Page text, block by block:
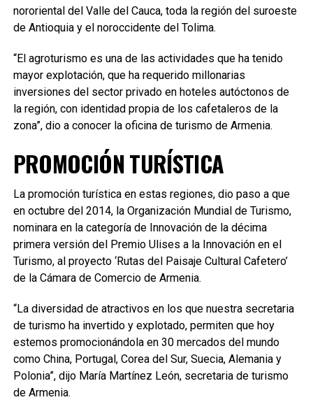
nororiental del Valle del Cauca, toda la región del suroeste
de Antioquia y el noroccidente del Tolima.
“El agroturismo es una de las actividades que ha tenido
mayor explotación, que ha requerido millonarias
inversiones del sector privado en hoteles autóctonos de
la región, con identidad propia de los cafetaleros de la
zona”, dio a conocer la oficina de turismo de Armenia.
PROMOCIÓN TURÍSTICA
La promoción turística en estas regiones, dio paso a que
en octubre del 2014, la Organización Mundial de Turismo,
nominara en la categoría de Innovación de la décima
primera versión del Premio Ulises a la Innovación en el
Turismo, al proyecto ‘Rutas del Paisaje Cultural Cafetero’
de la Cámara de Comercio de Armenia.
“La diversidad de atractivos en los que nuestra secretaria
de turismo ha invertido y explotado, permiten que hoy
estemos promocionándola en 30 mercados del mundo
como China, Portugal, Corea del Sur, Suecia, Alemania y
Polonia”, dijo María Martínez León, secretaria de turismo
de Armenia.